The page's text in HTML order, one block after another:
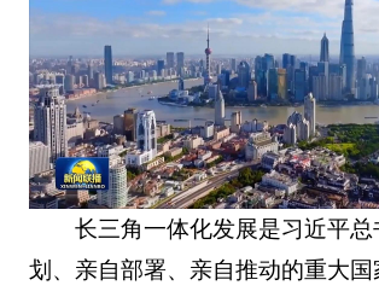
长三角一体化发展是习近平
划、亲自部署、亲自推动的重大